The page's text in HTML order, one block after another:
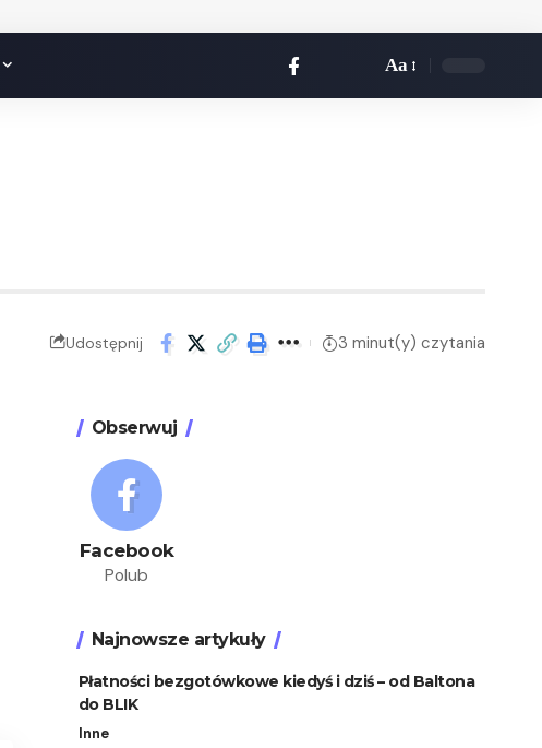
Aa
Udostępnij 3 minut(y) czytania
Obserwuj
Facebook
Polub
Najnowsze artykuły
Płatności bezgotówkowe kiedyś i dziś – od Baltona
do BLIK
Inne